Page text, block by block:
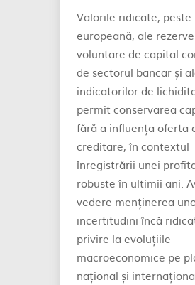
Valorile ridicate, peste
europeană, ale
voluntare de capital
de sectorul bancar și
indicatorilor de
permit conservarea
fără a influența oferta
creditare, în contextul
înregistrării unei
robuste în ultimii ani.
vedere menținerea
incertitudini încă
privire la evoluțiile
macroeconomice pe
național și